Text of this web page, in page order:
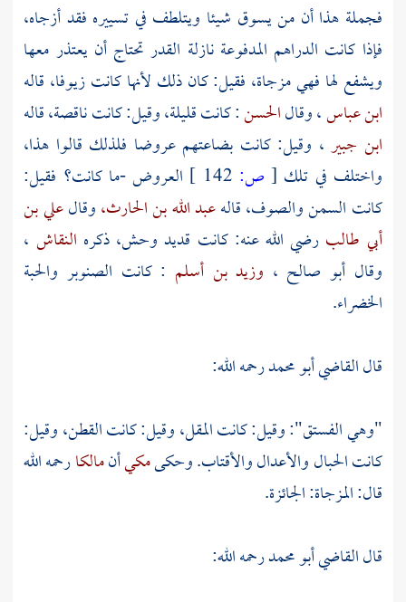
فجملة هذا أن من يسوق شيئا ويتلطف في تسييره فقد أزجاه،
فإذا كانت الدراهم المدفوعة نازلة القدر تحتاج أن يعتذر معها
ويشفع لها فهي مزجاة، فقيل: كان ذلك لأنها كانت زيوفا، قاله
ابن عباس، وقالالحسن: كانت قليلة، وقيل: كانت ناقصة، قاله
ابن جبير ، وقيل: كانت بضاعتهم عروضا فلذلك قالوا هذا،
واختلف في تلك [ ص:
العروض -ما كانت؟ فقيل:
كانت السمن والصوف، قالهعبد الله بن الحارث،وقالعلي بن
أبي طالب رضي الله عنه: كانت قديد وحش، ذكره النقاش ،
وقال أبو صالح ، وزيد بن أسلم : كانت الصنوبر والحبة
الخضراء.
قالالقاضي أبو محمدرحمه الله:
"وهي الفستق": وقيل: كانت المقل، وقيل: كانت القطن، وقيل:
كانت الحبال والأعدال والأقتاب. وحكىمكيأنمالكارحمه الله
قال: المزجاة: الجائزة.
قالالقاضي أبو محمدرحمه الله: